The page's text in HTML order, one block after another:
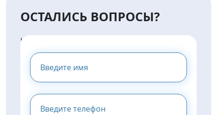
ОСТАЛИСЬ ВОПРОСЫ?
НАПИШИТЕ НАМ И МЫ
ПРЕДОСТАВИМ ВАМ
КОНСУЛЬТАЦИЮ